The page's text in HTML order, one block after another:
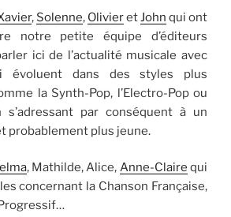
, Solenne, OlivieretJohn qui ont
notre petite équipe d’éditeurs
ici de l’actualité musicale avec
évoluent dans des styles plus
la Synth-Pop, l’Electro-Pop ou
s’adressant par conséquent à un
probablement plus jeune.
, Mathilde, Alice, Anne-Claire qui
concernant la Chanson Française,